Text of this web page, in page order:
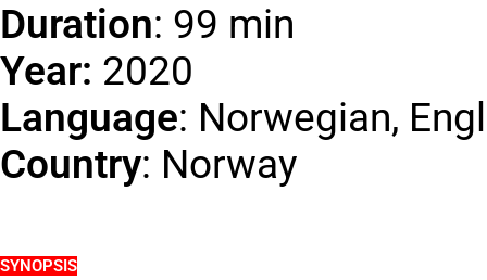
Duration: 99 min
Year: 2020
Language: Norwegian,
Country: Norway
SYNOPSIS